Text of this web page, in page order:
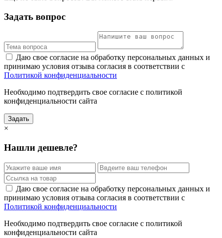
Задать вопрос
Даю свое согласие на обработку персональных данных и
принимаю условия отзыва согласия в соответствии с
Политикой конфиденциальности
Необходимо подтвердить свое согласие с политикой
конфиденциальности сайта
Задать
×
Нашли дешевле?
Даю свое согласие на обработку персональных данных и
принимаю условия отзыва согласия в соответствии с
Политикой конфиденциальности
Необходимо подтвердить свое согласие с политикой
конфиденциальности сайта